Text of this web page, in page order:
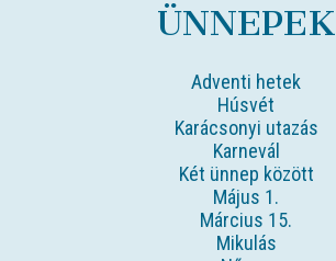
ÜNNEPEK
Adventi hetek
Húsvét
Karácsonyi utazás
Karnevál
Két ünnep között
Május 1.
Március 15.
Mikulás